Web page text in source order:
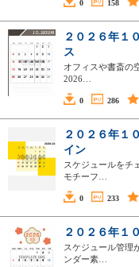
0 158
２０２６年１
ス
オフィスや書斎の
2026…
0 286
２０２６年１
イン
スケジュールをチ
モチーフ…
0 233
２０２６年１
スケジュール管理
ンダー素…